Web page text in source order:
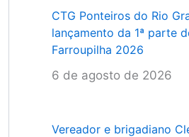
CTG Ponteiros do Rio
lançamento da 1ª parte
Farroupilha 2026
6 de agosto de 2026
Vereador e brigadiano